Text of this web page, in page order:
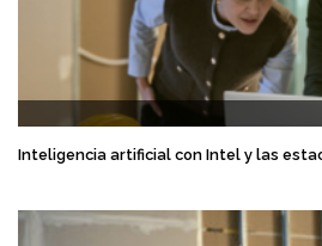
Inteligencia artificial con Intel y las